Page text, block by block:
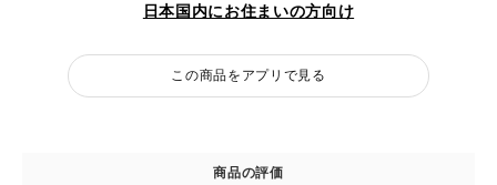
日本国内にお住まいの方向け
この商品をアプリで見る
商品の評価